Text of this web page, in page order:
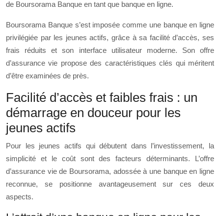
de Boursorama Banque en tant que banque en ligne.
Boursorama Banque s’est imposée comme une banque en ligne
privilégiée par les jeunes actifs, grâce à sa facilité d’accès, ses
frais réduits et son interface utilisateur moderne. Son offre
d’assurance vie propose des caractéristiques clés qui méritent
d’être examinées de près.
Facilité d’accès et faibles frais : un
démarrage en douceur pour les
jeunes actifs
Pour les jeunes actifs qui débutent dans l’investissement, la
simplicité et le coût sont des facteurs déterminants. L’offre
d’assurance vie de Boursorama, adossée à une banque en ligne
reconnue, se positionne avantageusement sur ces deux
aspects.